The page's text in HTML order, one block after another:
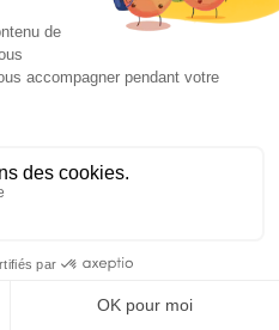
participant
de 8 personnes
offert